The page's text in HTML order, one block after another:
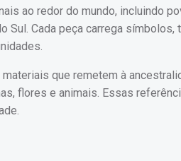
ao redor do mundo, incluindo
Sul. Cada peça carrega símbolos,
que remetem à
flores e animais. Essas